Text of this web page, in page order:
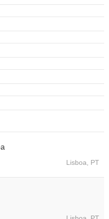
Lisboa, PT